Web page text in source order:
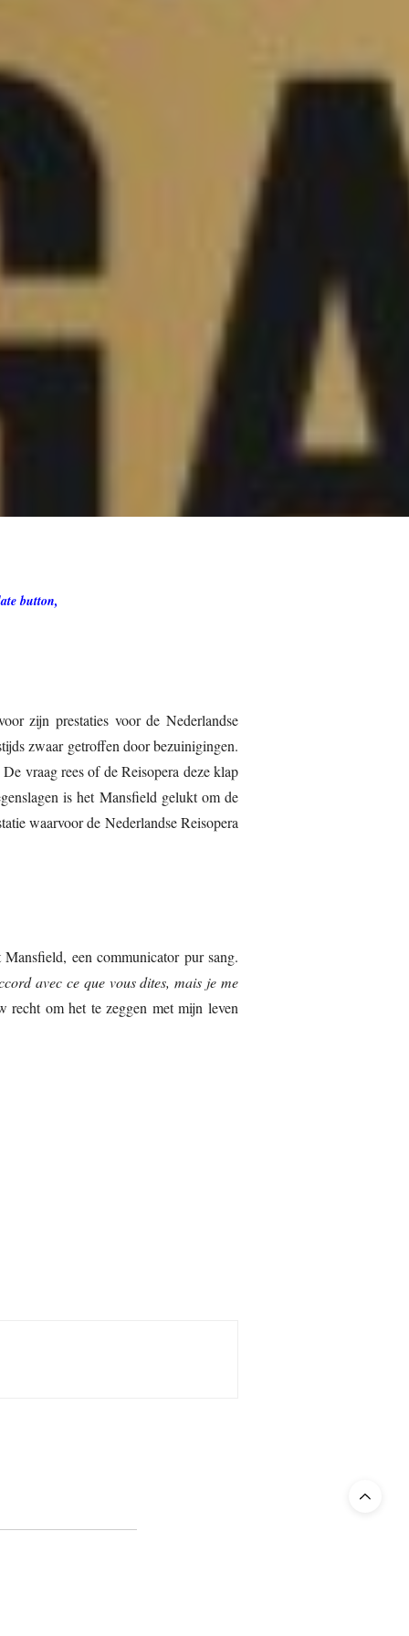
button,
zijn prestaties voor de Nederlandse
zwaar getroffen door bezuinigingen.
vraag rees of de Reisopera deze klap
is het Mansfield gelukt om de
waarvoor de Nederlandse Reisopera
een communicator pur sang.
avec ce que vous dites, mais je me
om het te zeggen met mijn leven